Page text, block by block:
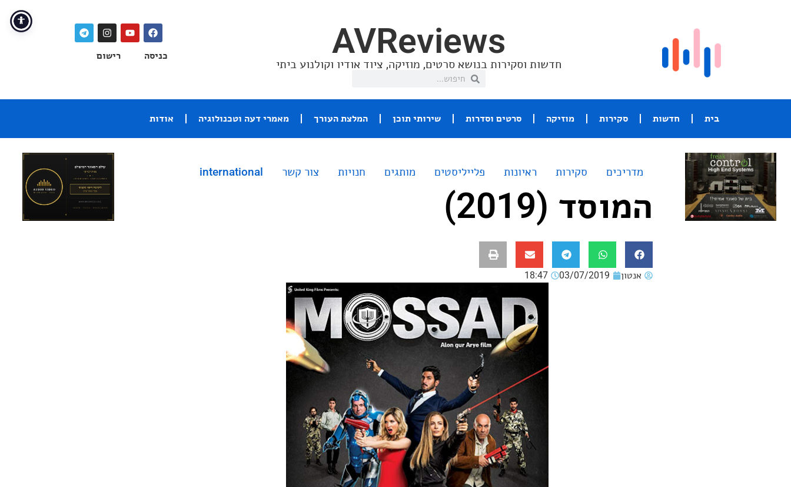
AVReviews
חדשות וסקירות בנושא סרטים, מוזיקה, ציוד אודיו וקולנוע ביתי
כניסה רישום
בית חדשות סקירות מוזיקה סרטים וסדרות שירותי תוכן המלצת העורך מאמרי דעה וטכנולוגיה אודות
מדריכים סקירות ראיונות פלייליסטים מותגים חנויות צור קשר international
המוסד (2019)
אנטון 03/07/2019
18:47